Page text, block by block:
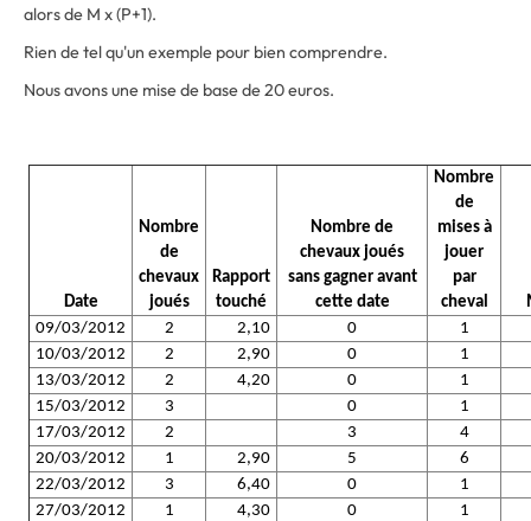
alors de M x (P+1).
Rien de tel qu'un exemple pour bien comprendre.
Nous avons une mise de base de 20 euros.
Date
Nombre
de
chevaux
joués
Rapport
touché
Nombre de
chevaux joués
sans gagner avant
cette date
Nombre
de
mises à
jouer
par
cheval
09/03/2012
2 2,10 0
1
10/03/2012
2 2,90 0
1
13/03/2012
2 4,20 0
1
15/03/2012
3 0
1
17/03/2012
2 3
4
20/03/2012
1 2,90 5
6
22/03/2012
3 6,40 0
1
27/03/2012
1 4,30 0
1